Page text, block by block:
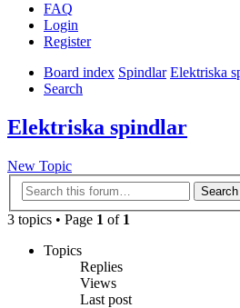
FAQ
Login
Register
Board index Spindlar Elektriska
Search
Elektriska spindlar
New Topic
Search
3 topics • Page 1 of 1
Topics
Replies
Views
Last post